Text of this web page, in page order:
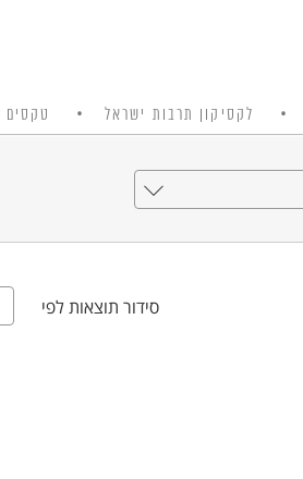
לקסיקון תרבות ישראל טקסים
סידור תוצאות לפי